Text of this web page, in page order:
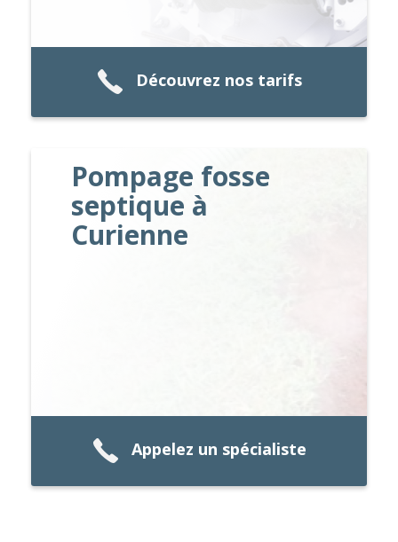
Découvrez nos tarifs
Pompage fosse
septique à
Curienne
Appelez un spécialiste